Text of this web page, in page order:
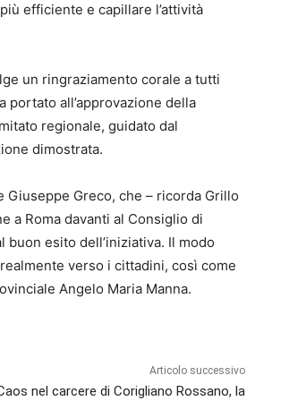
efficiente e capillare l’attività
un ringraziamento corale a tutti
all’approvazione della
regionale, guidato dal
dimostrata.
Greco, che – ricorda Grillo
a Roma davanti al Consiglio di
esito dell’iniziativa. Il modo
verso i cittadini, così come
Angelo Maria Manna.
Articolo successivo
nel carcere di Corigliano Rossano, la